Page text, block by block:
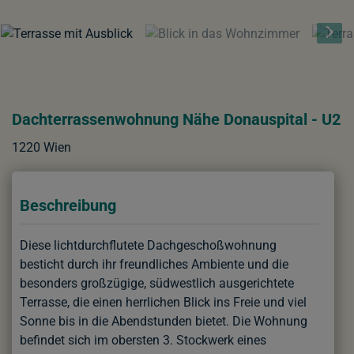
Dachterrassenwohnung Nähe Donauspital - U2
1220 Wien
Beschreibung
Diese lichtdurchflutete Dachgeschoßwohnung
besticht durch ihr freundliches Ambiente und die
besonders großzügige, südwestlich ausgerichtete
Terrasse, die einen herrlichen Blick ins Freie und viel
Sonne bis in die Abendstunden bietet. Die Wohnung
befindet sich im obersten 3. Stockwerk eines